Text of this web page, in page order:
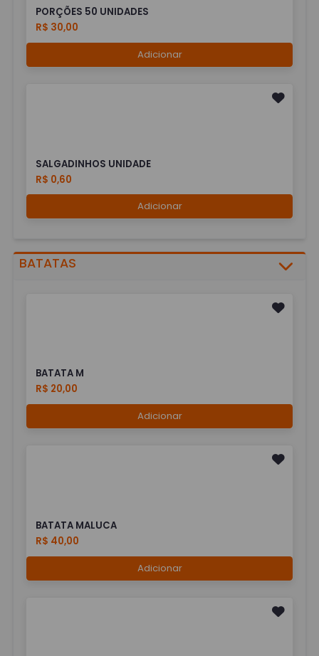
PORÇÕES 50 UNIDADES
R$ 30,00
Adicionar
SALGADINHOS UNIDADE
R$ 0,60
Adicionar
BATATAS
BATATA M
R$ 20,00
Adicionar
BATATA MALUCA
R$ 40,00
Adicionar